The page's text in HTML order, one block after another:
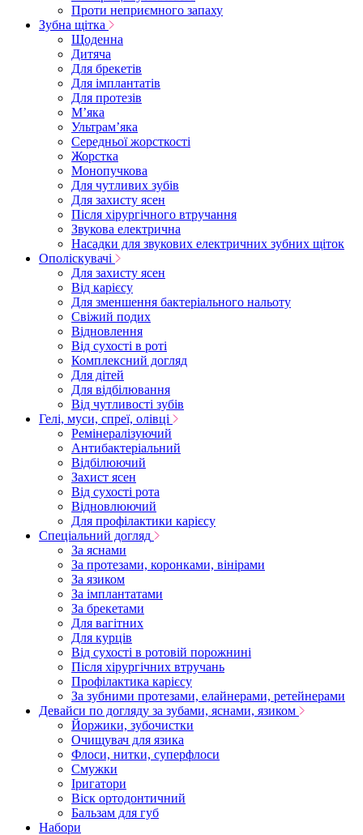
Проти неприємного запаху
Зубна щітка
Щоденна
Дитяча
Для брекетів
Для імплантатів
Для протезів
Мʼяка
Ультрамʼяка
Середньої жорсткості
Жорстка
Монопучкова
Для чутливих зубів
Для захисту ясен
Після хірургічного втручання
Звукова електрична
Насадки для звукових електричних зубних щіток
Ополіскувачі
Для захисту ясен
Від карієсу
Для зменшення бактеріального нальоту
Свіжий подих
Відновлення
Від сухості в роті
Комплексний догляд
Для дітей
Для відбілювання
Від чутливості зубів
Гелі, муси, спреї, олівці
Ремінералізуючий
Антибактеріальний
Відбілюючий
Захист ясен
Від сухості рота
Відновлюючий
Для профілактики карієсу
Спеціальний догляд
За яснами
За протезами, коронками, вінірами
За язиком
За імплантатами
За брекетами
Для вагітних
Для курців
Від сухості в ротовій порожнині
Після хірургічних втручань
Профілактика карієсу
За зубними протезами, елайнерами, ретейнерами
Девайси по догляду за зубами, яснами, язиком
Йоржики, зубочистки
Очищувач для язика
Флоси, нитки, суперфлоси
Смужки
Іригатори
Віск ортодонтичний
Бальзам для губ
Набори